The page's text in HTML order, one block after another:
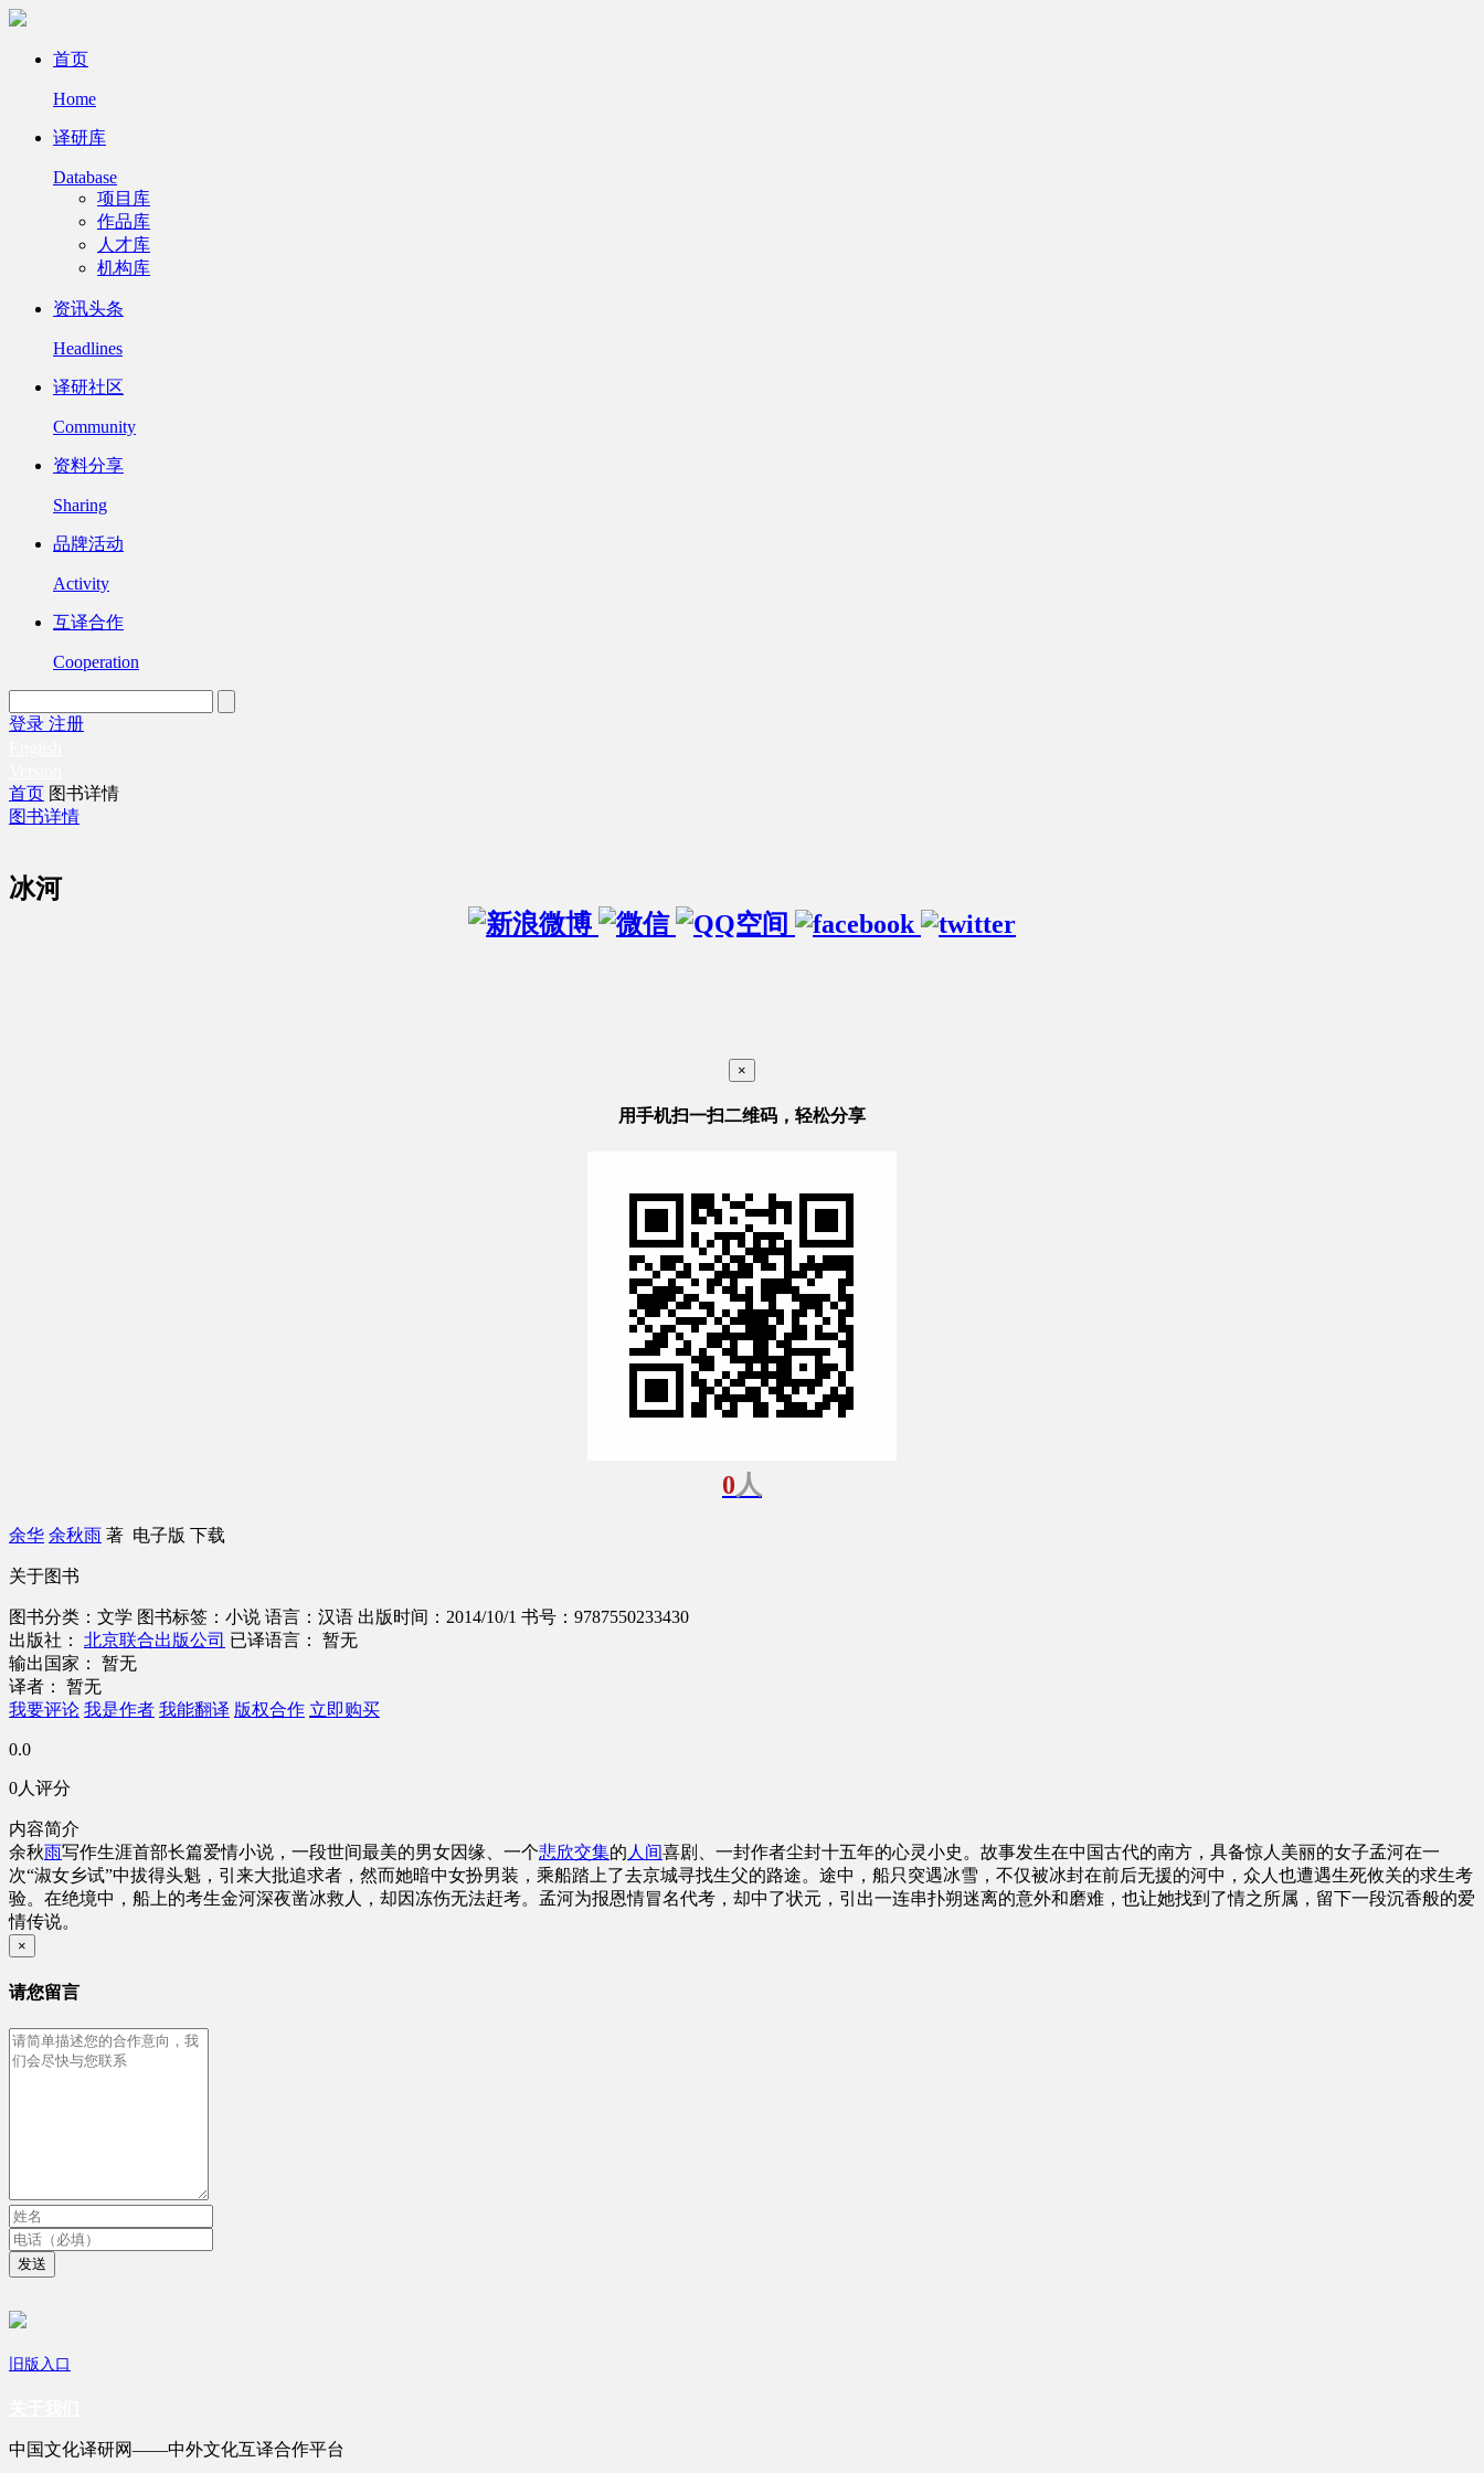
首页
Home
译研库
Database
项目库
作品库
人才库
机构库
资讯头条
Headlines
译研社区
Community
资料分享
Sharing
品牌活动
Activity
互译合作
Cooperation
登录 注册
首页 图书详情
图书详情
冰河
×
用手机扫一扫二维码，轻松分享
0人
余华 余秋雨 著 电子版 下载
关于图书
图书分类：文学 图书标签：小说 语言：汉语 出版时间：2014/10/1 书号：9787550233430
出版社： 北京联合出版公司 已译语言： 暂无
输出国家： 暂无
译者： 暂无
我要评论 我是作者 我能翻译 版权合作 立即购买
0.0
0人评分
内容简介
余秋雨写作生涯首部长篇爱情小说，一段世间最美的男女因缘、一个悲欣交集的 人间喜剧、一封作者尘封十五年的心灵小史。故事发生在中国古代的南方，具备惊人美丽的女子孟河在一
次“淑女乡试”中拔得头魁，引来大批追求者，然而她暗中女扮男装，乘船踏上了去京城寻找生父的路途。途中，船只突遇冰雪，不仅被冰封在前后无援的河中，众人也遭遇生死攸关的求生考
验。在绝境中，船上的考生金河深夜凿冰救人，却因冻伤无法赶考。孟河为报恩情冒名代考，却中了状元，引出一连串扑朔迷离的意外和磨难，也让她找到了情之所属，留下一段沉香般的爱
情传说。
×
请您留言
发送
旧版入口
中国文化译研网——中外文化互译合作平台